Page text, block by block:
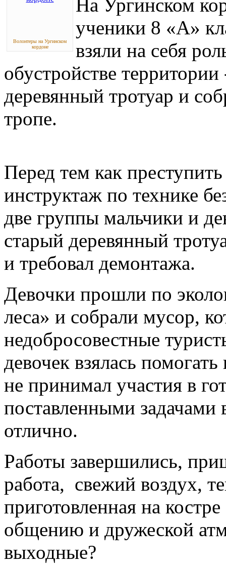
Волонтеры на Ургинском
кордоне
На Ургинском
ученики 8 «А»
взяли на себя
обустройстве
деревянный тротуар и
тропе.
Перед тем как
инструктаж по технике
две группы мальчики и
старый деревянный
и требовал демонтажа.
Девочки прошли по
леса» и собрали мусор,
недобросовестные
девочек взялась
не принимал участия в
поставленными задачами
отлично.
Работы завершились,
работа, свежий воздух,
приготовленная на
общению и дружеской
выходные?